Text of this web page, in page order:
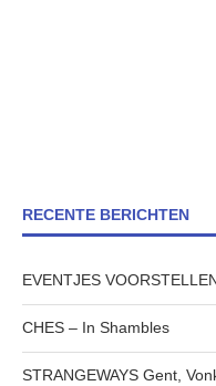
RECENTE BERICHTEN
EVENTJES
CHES – In Shambles
STRANGEWAYS Gent,